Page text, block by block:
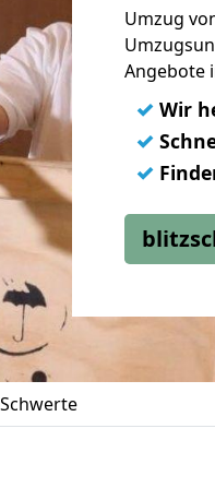
Umzug
Angebote
✓ Wir
✓
✓